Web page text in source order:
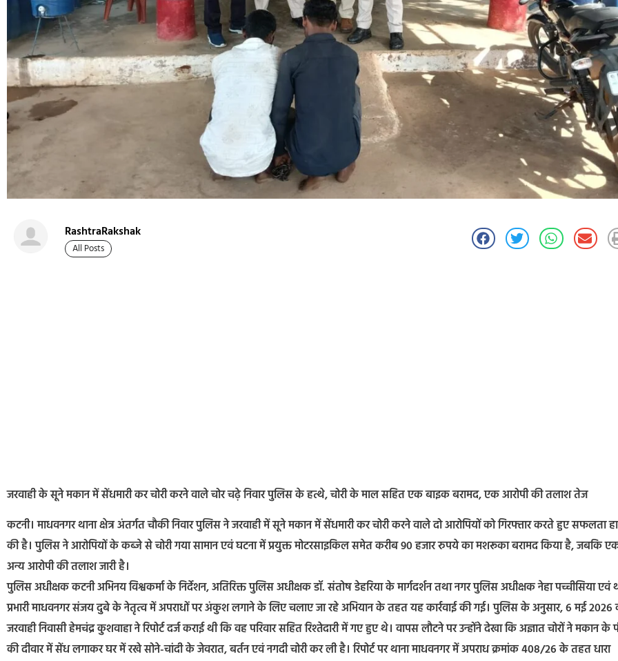
RashtraRakshak
All Posts
जरवाही के सूने मकान में सेंधमारी कर चोरी करने वाले चोर चढ़े निवार पुलिस के हत्थे, चोरी के माल सहित एक बाइक बरामद, एक आरोपी की तलाश तेज
कटनी। माधवनगर थाना क्षेत्र अंतर्गत चौकी निवार पुलिस ने जरवाही में सूने मकान में सेंधमारी कर चोरी करने वाले दो आरोपियों को गिरफ्तार करते हुए सफलता
की है। पुलिस ने आरोपियों के कब्जे से चोरी गया सामान एवं घटना में प्रयुक्त मोटरसाइकिल समेत करीब 90 हजार रुपये का मशरूका बरामद किया है, जबकि
अन्य आरोपी की तलाश जारी है।
पुलिस अधीक्षक कटनी अभिनय विश्वकर्मा के निर्देशन, अतिरिक्त पुलिस अधीक्षक डॉ. संतोष डेहरिया के मार्गदर्शन तथा नगर पुलिस अधीक्षक नेहा पच्चीसिया एवं
प्रभारी माधवनगर संजय दुबे के नेतृत्व में अपराधों पर अंकुश लगाने के लिए चलाए जा रहे अभियान के तहत यह कार्रवाई की गई। पुलिस के अनुसार, 6 मई 2026
जरवाही निवासी हेमचंद्र कुशवाहा ने रिपोर्ट दर्ज कराई थी कि वह परिवार सहित रिश्तेदारी में गए हुए थे। वापस लौटने पर उन्होंने देखा कि अज्ञात चोरों ने मकान के
की दीवार में सेंध लगाकर घर में रखे सोने-चांदी के जेवरात, बर्तन एवं नगदी चोरी कर ली है। रिपोर्ट पर थाना माधवनगर में अपराध क्रमांक 408/26 के तहत धारा